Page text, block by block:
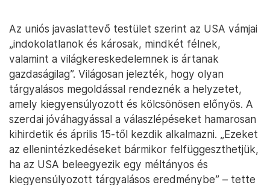
Az uniós javaslattevő testület szerint az USA vámjai
„indokolatlanok és károsak, mindkét félnek,
valamint a világkereskedelemnek is ártanak
gazdaságilag”. Világosan jelezték, hogy olyan
tárgyalásos megoldással rendeznék a helyzetet,
amely kiegyensúlyozott és kölcsönösen előnyös. A
szerdai jóváhagyással a válaszlépéseket hamarosan
kihirdetik és április 15-től kezdik alkalmazni. „Ezeket
az ellenintézkedéseket bármikor felfüggeszthetjük,
ha az USA beleegyezik egy méltányos és
kiegyensúlyozott tárgyalásos eredménybe” – tette